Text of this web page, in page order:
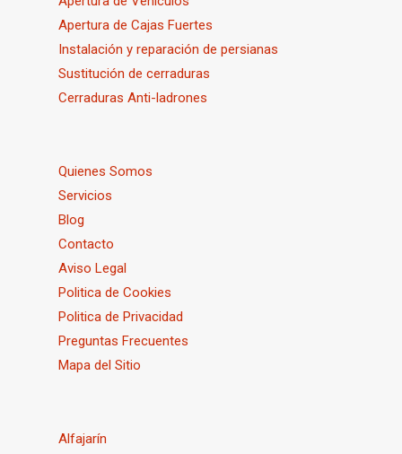
Apertura de Cajas Fuertes
Instalación y reparación de persianas
Sustitución de cerraduras
Cerraduras Anti-ladrones
Quienes Somos
Servicios
Blog
Contacto
Aviso Legal
Politica de Cookies
Politica de Privacidad
Preguntas Frecuentes
Mapa del Sitio
Alfajarín